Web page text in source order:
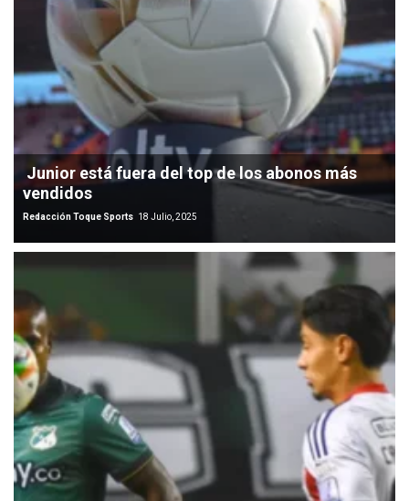
Junior está fuera del top de los abonos más
vendidos
Redacción Toque Sports 18 Julio, 2025